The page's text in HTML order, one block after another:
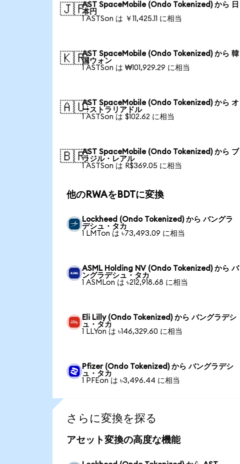
🇯🇵AST SpaceMobile (Ondo Tokenized) から 日
本円
1 ASTSon は ￥11,425.11 に相当
🇰🇷AST SpaceMobile (Ondo Tokenized) から 韓
国ウォン
1 ASTSon は ₩101,929.29 に相当
🇦🇺AST SpaceMobile (Ondo Tokenized) から オ
ーストラリアドル
1 ASTSon は $102.62 に相当
🇧🇷AST SpaceMobile (Ondo Tokenized) から ブ
ラジル・レアル
1 ASTSon は R$369.05 に相当
他のRWAをBDTに変換
Lockheed (Ondo Tokenized) から バングラ
デシュ・タカ
1 LMTon は ৳73,493.09 に相当
ASML Holding NV (Ondo Tokenized) から バ
ングラデシュ・タカ
1 ASMLon は ৳212,918.68 に相当
Eli Lilly (Ondo Tokenized) から バングラデシ
ュ・タカ
1 LLYon は ৳146,329.60 に相当
Pfizer (Ondo Tokenized) から バングラデシ
ュ・タカ
1 PFEon は ৳3,496.44 に相当
さらに変換を探る
アセット変換の高度な機能